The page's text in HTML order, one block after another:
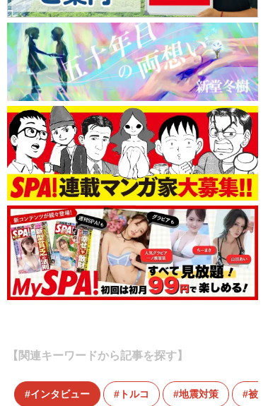
【関連キーワードから記事を探す】
インタビュー トルコ 地震対策 被災